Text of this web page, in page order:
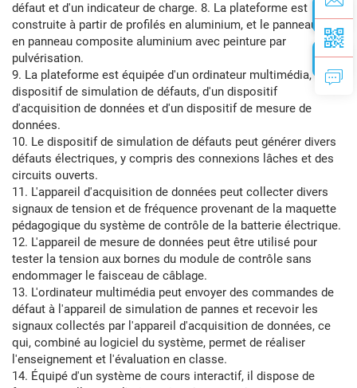
défaut et d'un indicateur de charge. 8. La plateforme est
construite à partir de profilés en aluminium, et le panneau est
en panneau composite aluminium avec peinture par
pulvérisation.
9. La plateforme est équipée d'un ordinateur multimédia, d'un
dispositif de simulation de défauts, d'un dispositif
d'acquisition de données et d'un dispositif de mesure de
données.
10. Le dispositif de simulation de défauts peut générer divers
défauts électriques, y compris des connexions lâches et des
circuits ouverts.
11. L'appareil d'acquisition de données peut collecter divers
signaux de tension et de fréquence provenant de la maquette
pédagogique du système de contrôle de la batterie électrique.
12. L'appareil de mesure de données peut être utilisé pour
tester la tension aux bornes du module de contrôle sans
endommager le faisceau de câblage.
13. L'ordinateur multimédia peut envoyer des commandes de
défaut à l'appareil de simulation de pannes et recevoir les
signaux collectés par l'appareil d'acquisition de données, ce
qui, combiné au logiciel du système, permet de réaliser
l'enseignement et l'évaluation en classe.
14. Équipé d'un système de cours interactif, il dispose de